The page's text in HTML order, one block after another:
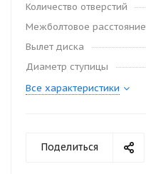
Количество отверстий
Межболтовое расстояние
Вылет диска
Диаметр ступицы
Все характеристики
Поделиться